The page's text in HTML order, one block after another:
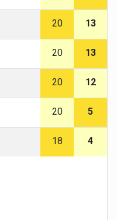
20 13
20 13
20 12
20 5
18 4